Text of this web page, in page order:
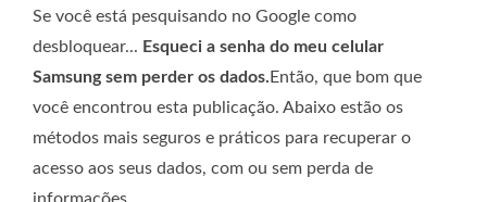
Se você está pesquisando no Google como
desbloquear... Esqueci a senha do meu celular
Samsung sem perder os dados. Então, que bom que
você encontrou esta publicação. Abaixo estão os
métodos mais seguros e práticos para recuperar o
acesso aos seus dados, com ou sem perda de